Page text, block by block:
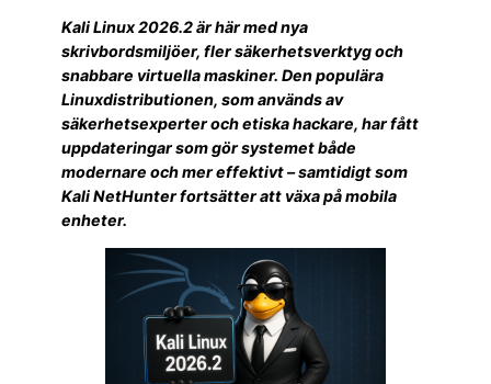
Kali Linux 2026.2 är här med nya
skrivbordsmiljöer, fler säkerhetsverktyg och
snabbare virtuella maskiner. Den populära
Linuxdistributionen, som används av
säkerhetsexperter och etiska hackare, har fått
uppdateringar som gör systemet både
modernare och mer effektivt – samtidigt som
Kali NetHunter fortsätter att växa på mobila
enheter.